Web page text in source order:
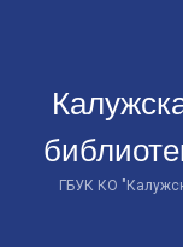
ГБУК КО